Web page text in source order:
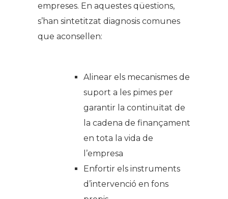
empreses. En aquestes qüestions,
s’han sintetitzat diagnosis comunes
que aconsellen:
Alinear els mecanismes de
suport a les pimes per
garantir la continuïtat de
la cadena de finançament
en tota la vida de
l’empresa
Enfortir els instruments
d’intervenció en fons